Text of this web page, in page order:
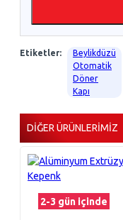
Etiketler:
Beylikdüzü
Otomatik
Döner
Kapı
DIĞER ÜRÜNLERIMIZ
2-3 gün içinde